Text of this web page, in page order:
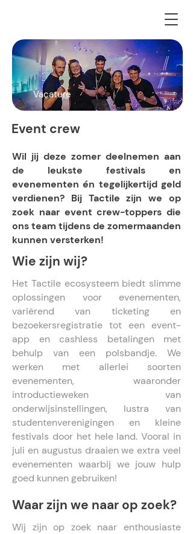
Vacature
Event crew
Wil jij deze zomer deelnemen aan
de leukste festivals en
evenementen én tegelijkertijd geld
verdienen? Bij Tactile zijn we op
zoek naar event crew-toppers die
ons team tijdens de zomermaanden
kunnen versterken!
Wie zijn wij?
Het Tactile ecosysteem biedt slimme
oplossingen voor evenementen,
variërend van ticketing en
bezoekersregistratie tot een event-
app en cashless betalingen met
behulp van een polsbandje. We
werken met allerlei soorten
evenementen, waaronder
introductieweken van
onderwijsinstellingen, lustra van
studentenverenigingen en kleine
festivals door het hele land. Vooral in
juli en augustus draaien we extra veel
evenementen waarbij we jouw hulp
goed kunnen gebruiken!
Waar zijn we naar op zoek?
Wij zijn op zoek naar enthousiaste